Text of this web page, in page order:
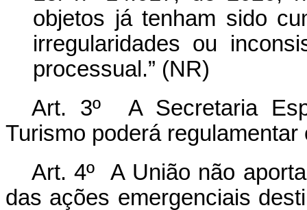
objetos já tenham sido
irregularidades ou
processual.” (NR)
Art. 3º A Secretaria
Turismo poderá
Art. 4º A União não
das ações emergenciais